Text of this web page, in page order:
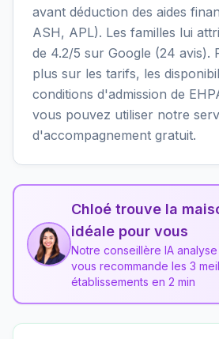
avant déduction des aides
ASH, APL). Les familles lui
de 4.2/5 sur Google (24 avis).
plus sur les tarifs, les
conditions d'admission de
vous pouvez utiliser notre
d'accompagnement gratuit.
Chloé trouve la
idéale pour vous
Notre conseillère IA
vous recommande les 3
établissements en 2 min